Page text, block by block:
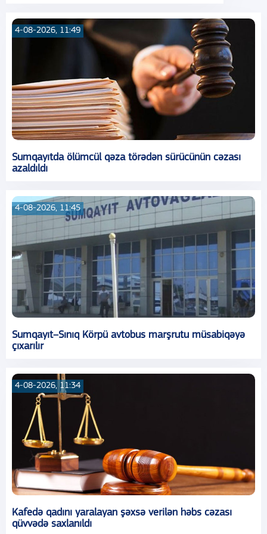
4-08-2026, 11:49
Sumqayıtda ölümcül qəza törədən sürücünün cəzası
azaldıldı
4-08-2026, 11:45
Sumqayıt–Sınıq Körpü avtobus marşrutu müsabiqəyə
çıxarılır
4-08-2026, 11:34
Kafedə qadını yaralayan şəxsə verilən həbs cəzası
qüvvədə saxlanıldı